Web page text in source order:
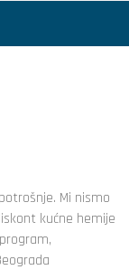
Mi nismo
kućne hemije